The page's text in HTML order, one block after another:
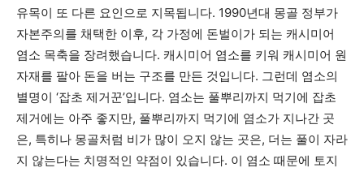
유목이 또 다른 요인으로 지목됩니다. 1990년대 몽골 정부가
자본주의를 채택한 이후, 각 가정에 돈벌이가 되는 캐시미어
염소 목축을 장려했습니다. 캐시미어 염소를 키워 캐시미어 원
자재를 팔아 돈을 버는 구조를 만든 것입니다. 그런데 염소의
별명이 ‘잡초 제거꾼’입니다. 염소는 풀뿌리까지 먹기에 잡초
제거에는 아주 좋지만, 풀뿌리까지 먹기에 염소가 지나간 곳
은, 특히나 몽골처럼 비가 많이 오지 않는 곳은, 더는 풀이 자라
지 않는다는 치명적인 약점이 있습니다. 이 염소 때문에 토지